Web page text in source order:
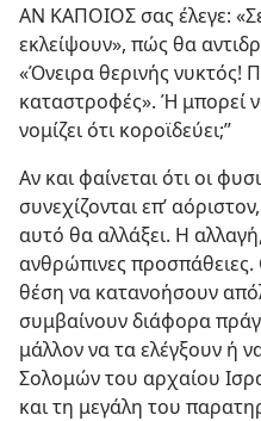
ΑΝ ΚΑΠΟΙΟΣ σας έλεγε:
εκλείψουν», πώς θα
«Όνειρα θερινής νυκτός!
καταστροφές». Ή μπορεί
νομίζει ότι κοροϊδεύει;”
Αν και φαίνεται ότι οι
συνεχίζονται επ’
αυτό θα αλλάξει. Η
ανθρώπινες προσπάθειες.
θέση να κατανοήσουν
συμβαίνουν διάφορα
μάλλον να τα ελέγξουν ή
Σολομών του αρχαίου
και τη μεγάλη του